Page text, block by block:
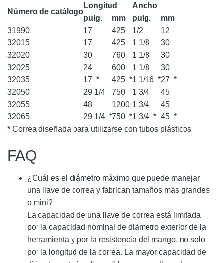
Número de catálogo
Longitud
Ancho
pulg.
mm pulg.
mm
31990
17 425 1/2
12
32015
17 425 1 1/8
30
32020
30 760 1 1/8
30
32025
24 600 1 1/8
30
32035
17 * 425 *1 1/16 *27 *
32050
29 1/4 750 1 3/4
45
32055
48 1200 1 3/4
45
32065
29 1/4 *750 *1 3/4 * 45 *
* Correa diseñada para utilizarse con tubos plásticos
FAQ
¿Cuál es el diámetro máximo que puede manejar
una llave de correa y fabrican tamaños más grandes
o mini?
La capacidad de una llave de correa está limitada
por la capacidad nominal de diámetro exterior de la
herramienta y por la resistencia del mango, no solo
por la longitud de la correa. La mayor capacidad de